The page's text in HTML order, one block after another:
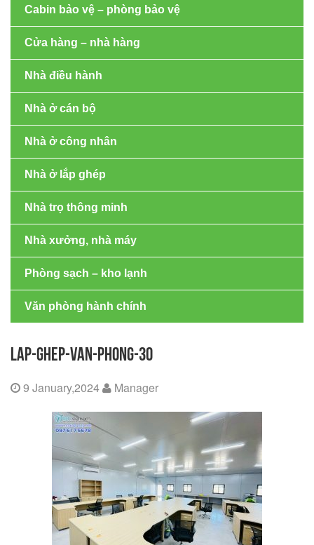
Cabin bảo vệ – phòng bảo vệ
Cửa hàng – nhà hàng
Nhà điều hành
Nhà ở cán bộ
Nhà ở công nhân
Nhà ở lắp ghép
Nhà trọ thông minh
Nhà xưởng, nhà máy
Phòng sạch – kho lạnh
Văn phòng hành chính
LAP-GHEP-VAN-PHONG-30
9 January,2024 Manager